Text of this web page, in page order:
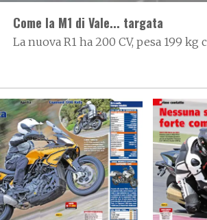
Come la M1 di Vale... targata
La nuova R1 ha 200 CV, pesa 199